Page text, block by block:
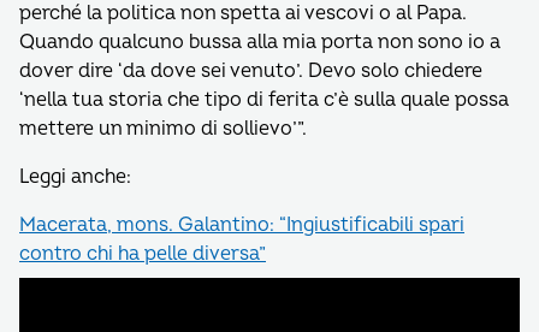
perché la politica non spetta ai vescovi o al Papa.
Quando qualcuno bussa alla mia porta non sono io a
dover dire ‘da dove sei venuto’. Devo solo chiedere
‘nella tua storia che tipo di ferita c’è sulla quale possa
mettere un minimo di sollievo’”.
Leggi anche:
Macerata, mons. Galantino: “Ingiustificabili spari
contro chi ha pelle diversa”